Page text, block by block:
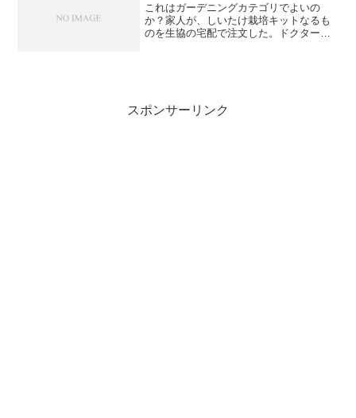
これはガーデニングカテゴリでよいの
か？家人が、しいたけ栽培キットなるも
のを生協の宅配で注文した。ドクター・
スポンサーリンク